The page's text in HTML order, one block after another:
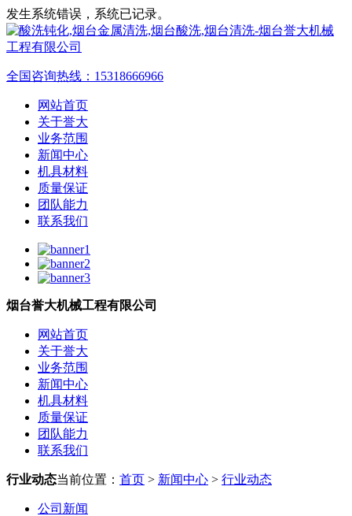
发生系统错误，系统已记录。
全国咨询热线： 15318666966
网站首页
关于誉大
业务范围
新闻中心
机具材料
质量保证
团队能力
联系我们
烟台誉大机械工程有限公司
网站首页
关于誉大
业务范围
新闻中心
机具材料
质量保证
团队能力
联系我们
行业动态当前位置： 首页 > 新闻中心 > 行业动态
公司新闻